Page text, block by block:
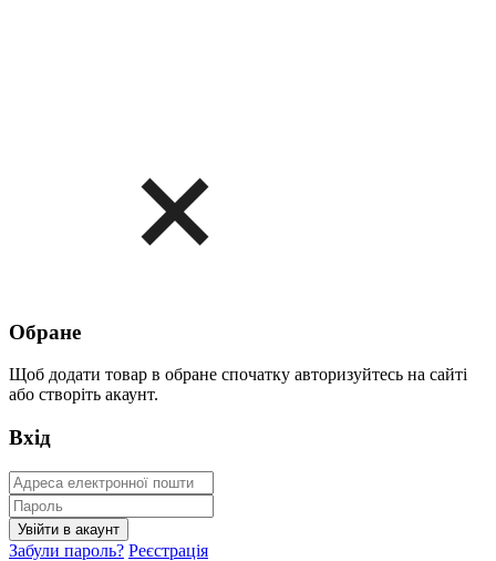
Обране
Щоб додати товар в обране спочатку авторизуйтесь на сайті
або створіть акаунт.
Вхід
Забули пароль? Реєстрація